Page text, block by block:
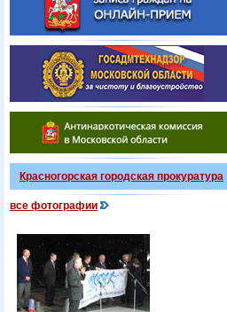
Красногорская городская прокуратура
все фотографии